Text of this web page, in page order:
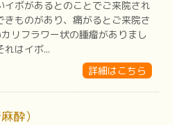
イボがあるとのことでご来院され
きものがあり、痛がるとご来院さ
リフラワー状の腫瘤がありまし
れはイボ...
詳細はこちら
麻酔）